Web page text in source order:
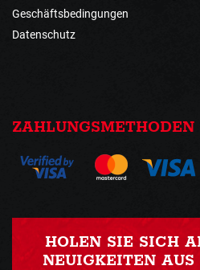
Geschäftsbedingungen
Datenschutz
ZAHLUNGSMETHODEN
HOLEN SIE SICH
NEUIGKEITEN